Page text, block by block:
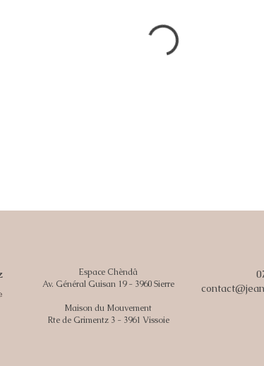
Espace Chèndâ
Av. Général Guisan 19 - 3960 Sierre
Maison du Mouvement
Rte de Grimentz 3 - 3961 Vissoie